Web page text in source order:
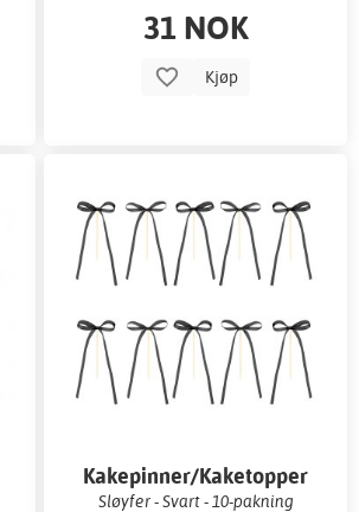
31 NOK
Kjøp
Kakepinner/Kaketopper
Sløyfer - Svart - 10-pakning